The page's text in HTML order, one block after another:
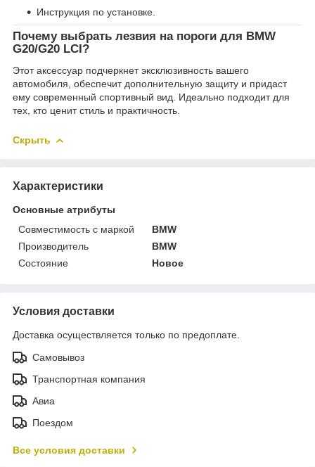
Инструкция по установке.
Почему выбрать лезвия на пороги для BMW
G20/G20 LCI?
Этот аксессуар подчеркнет эксклюзивность вашего
автомобиля, обеспечит дополнительную защиту и придаст
ему современный спортивный вид. Идеально подходит для
тех, кто ценит стиль и практичность.
Скрыть
Характеристики
Основные атрибуты
Совместимость с маркой
BMW
Производитель
BMW
Состояние
Новое
Условия доставки
Доставка осуществляется только по предоплате.
Самовывоз
Транспортная компания
Авиа
Поездом
Все условия доставки